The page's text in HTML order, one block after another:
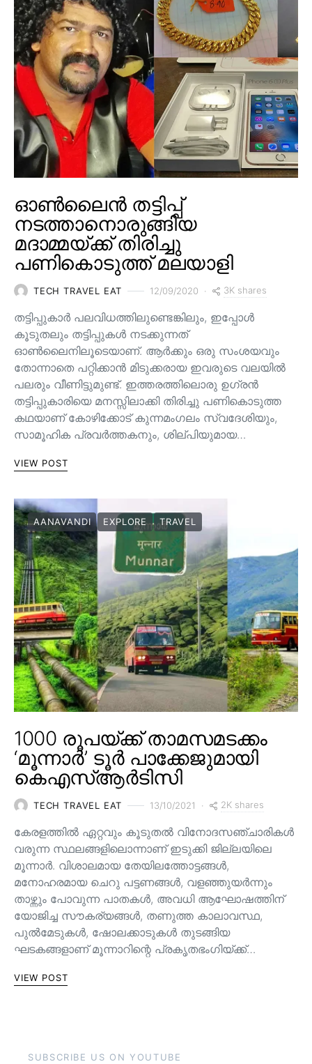
ഓൺലൈൻ തട്ടിപ്പ്
നടത്താനൊരുങ്ങിയ
മദാമ്മയ്ക്ക് തിരിച്ചു
പണികൊടുത്ത് മലയാളി
TECH TRAVEL EAT 12/09/2020 3K shares
തട്ടിപ്പുകാർ പലവിധത്തിലുണ്ടെങ്കിലും, ഇപ്പോൾ
കൂടുതലും തട്ടിപ്പുകൾ നടക്കുന്നത്
ഓൺലൈനിലൂടെയാണ്. ആർക്കും ഒരു സംശയവും
തോന്നാതെ പറ്റിക്കാൻ മിടുക്കരായ ഇവരുടെ വലയിൽ
പലരും വീണിട്ടുമുണ്ട്. ഇത്തരത്തിലൊരു ഉഗ്രൻ
തട്ടിപ്പുകാരിയെ മനസ്സിലാക്കി തിരിച്ചു പണികൊടുത്ത
കഥയാണ് കോഴിക്കോട് കുന്നമംഗലം സ്വദേശിയും,
സാമൂഹിക പ്രവർത്തകനും, ശില്പിയുമായ…
VIEW POST
AANAVANDI EXPLORE TRAVEL
1000 രൂപയ്ക്ക് താമസമടക്കം
‘മൂന്നാർ’ ടൂർ പാക്കേജുമായി
കെഎസ്ആർടിസി
TECH TRAVEL EAT 13/10/2021 2K shares
കേരളത്തിൽ ഏറ്റവും കൂടുതൽ വിനോദസഞ്ചാരികൾ
വരുന്ന സ്ഥലങ്ങളിലൊന്നാണ് ഇടുക്കി ജില്ലയിലെ
മൂന്നാർ. വിശാലമായ തേയിലത്തോട്ടങ്ങള്‍,
മനോഹരമായ ചെറു പട്ടണങ്ങള്‍, വളഞ്ഞുയര്‍ന്നും
താഴ്ന്നും പോവുന്ന പാതകള്‍, അവധി ആഘോഷത്തിന്
യോജിച്ച സൗകര്യങ്ങള്‍, തണുത്ത കാലാവസ്ഥ,
പുൽമേടുകൾ, ഷോലക്കാടുകൾ തുടങ്ങിയ
ഘടകങ്ങളാണ് മൂന്നാറിന്റെ പ്രകൃതഭംഗിയ്ക്ക്…
VIEW POST
SUBSCRIBE US ON YOUTUBE